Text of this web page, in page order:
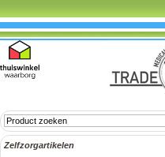
Zelfzorgartikelen